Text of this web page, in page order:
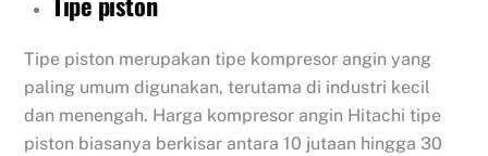
Tipe piston merupakan tipe kompresor angin yang
paling umum digunakan, terutama di industri kecil
dan menengah. Harga kompresor angin Hitachi tipe
piston biasanya berkisar antara 10 jutaan hingga 30